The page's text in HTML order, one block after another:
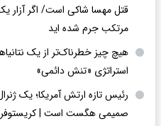
قتل مهسا شاکی است/ اگر آزار
مرتکب جرم شده اید
هیچ چیز خطرناک‌تر از یک
استراتژی «تنش دائمی»
رئیس تازه ارتش آمریکا؛ یک
صمیمی هگست است | کریستوفر